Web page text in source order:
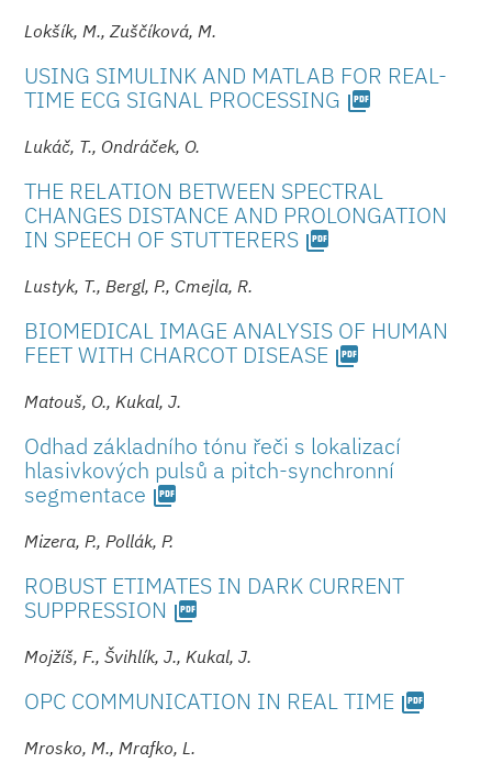
Lokšík, M., Zuščíková, M.
USING SIMULINK AND MATLAB FOR REAL-
TIME ECG SIGNAL PROCESSING picture_as_pdf
Lukáč, T., Ondráček, O.
THE RELATION BETWEEN SPECTRAL
CHANGES DISTANCE AND PROLONGATION
IN SPEECH OF STUTTERERS picture_as_pdf
Lustyk, T., Bergl, P., Cmejla, R.
BIOMEDICAL IMAGE ANALYSIS OF HUMAN
FEET WITH CHARCOT DISEASE picture_as_pdf
Matouš, O., Kukal, J.
Odhad základního tónu řeči s lokalizací
hlasivkových pulsů a pitch-synchronní
segmentace picture_as_pdf
Mizera, P., Pollák, P.
ROBUST ETIMATES IN DARK CURRENT
SUPPRESSION picture_as_pdf
Mojžíš, F., Švihlík, J., Kukal, J.
OPC COMMUNICATION IN REAL TIME picture_as_pdf
Mrosko, M., Mrafko, L.